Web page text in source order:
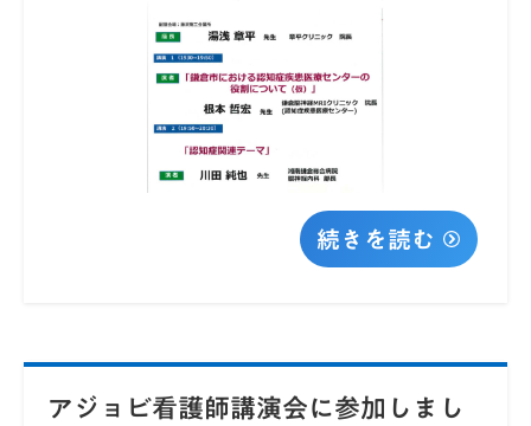
続きを読む
アジョビ看護師講演会に参加しまし